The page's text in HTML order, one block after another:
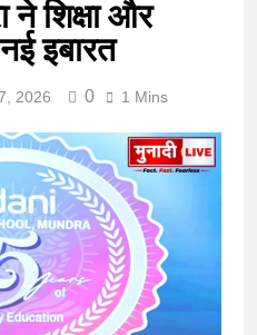
शिक्षा और
इबारत
2026 0 1 Mins